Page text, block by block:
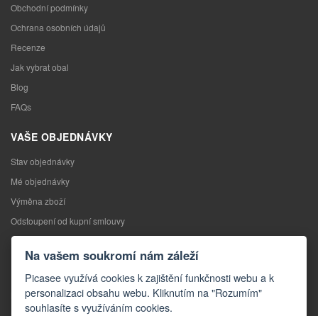
Obchodní podmínky
Ochrana osobních údajů
Recenze
Jak vybrat obal
Blog
FAQs
VAŠE OBJEDNÁVKY
Stav objednávky
Mé objednávky
Výměna zboží
Odstoupení od kupní smlouvy
Reklamace
Kontakty
Na vašem soukromí nám záleží
Picasee využívá cookies k zajištění funkčnosti webu a k
personalizaci obsahu webu. Kliknutím na "Rozumím"
souhlasíte s využíváním cookies.